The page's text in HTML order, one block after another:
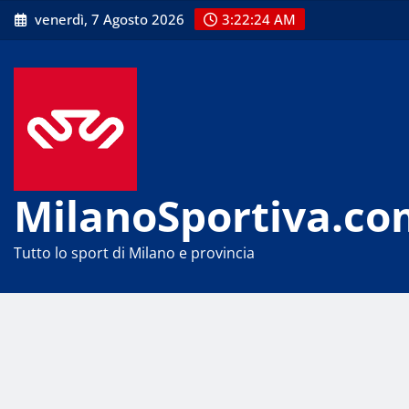
Skip
to
venerdì, 7 Agosto 2026 3:22:25 AM
Tutto lo sport di Milano e provincia